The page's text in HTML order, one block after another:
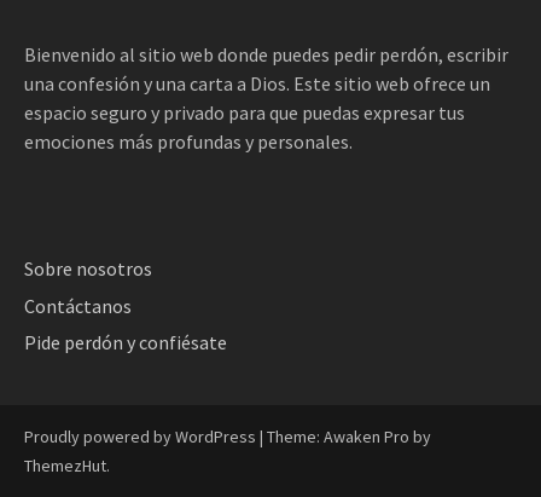
Bienvenido al sitio web donde puedes pedir perdón, escribir
una confesión y una carta a Dios. Este sitio web ofrece un
espacio seguro y privado para que puedas expresar tus
emociones más profundas y personales.
Sobre nosotros
Contáctanos
Pide perdón y confiésate
Proudly powered by WordPress | Theme: Awaken Pro by
ThemezHut.